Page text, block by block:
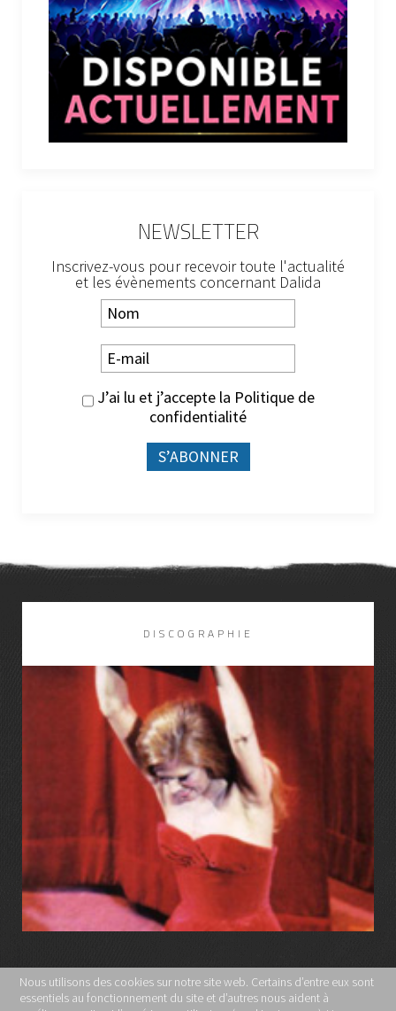
NEWSLETTER
Inscrivez-vous pour recevoir toute l'actualité
et les évènements concernant Dalida
J’ai lu et j’accepte la Politique de
confidentialité
DISCOGRAPHIE
LIRE LA SUITE
MENTIONS LÉGALES
Nous utilisons des cookies sur notre site web. Certains d’entre eux sont
essentiels au fonctionnement du site et d’autres nous aident à